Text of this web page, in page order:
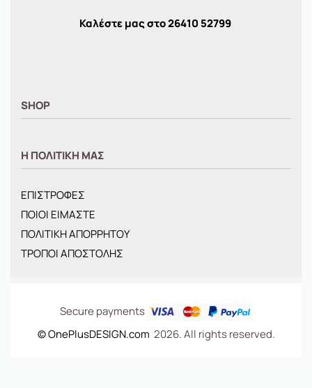
Καλέστε μας στο26410 52799
SHOP
ΓΥΝΑΙΚΕΙΑ
BRANDS
ΝΕΕΣ ΑΦΙΞΕΙΣ
OFFERS
ΤΣΑΝΤΕΣ
Η ΠΟΛΙΤΙΚΗ ΜΑΣ
ΕΠΙΣΤΡΟΦΕΣ
ΠΟΙΟΙ ΕΙΜΑΣΤΕ
ΠΟΛΙΤΙΚΗ ΑΠΟΡΡΗΤΟΥ
ΤΡΟΠΟΙ ΑΠΟΣΤΟΛΗΣ
Secure payments
© OnePlusDESIGN.com 2026. All rights reserved.